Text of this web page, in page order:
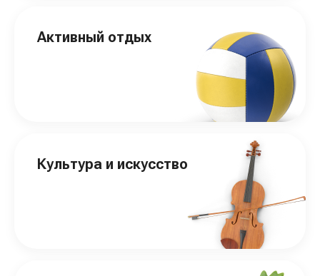
Активный отдых
Культура и искусство